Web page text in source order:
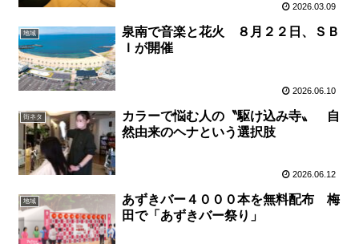
2026.03.09
地域
泉南で音楽と花火 ８月２２日、ＳＢ
Ｉが開催
2026.06.10
街ネタ
カラーで悩む人の〝駆け込み寺〟 自
然由来のヘナという選択肢
2026.06.12
地域
あずきバー４０００本を無料配布 梅
田で「あずきバー祭り」